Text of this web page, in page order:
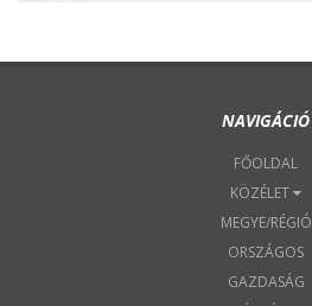
NAVIGÁCIÓ
FŐOLDAL
KÖZÉLET
MEGYE/RÉGIÓ
ORSZÁGOS
GAZDASÁG